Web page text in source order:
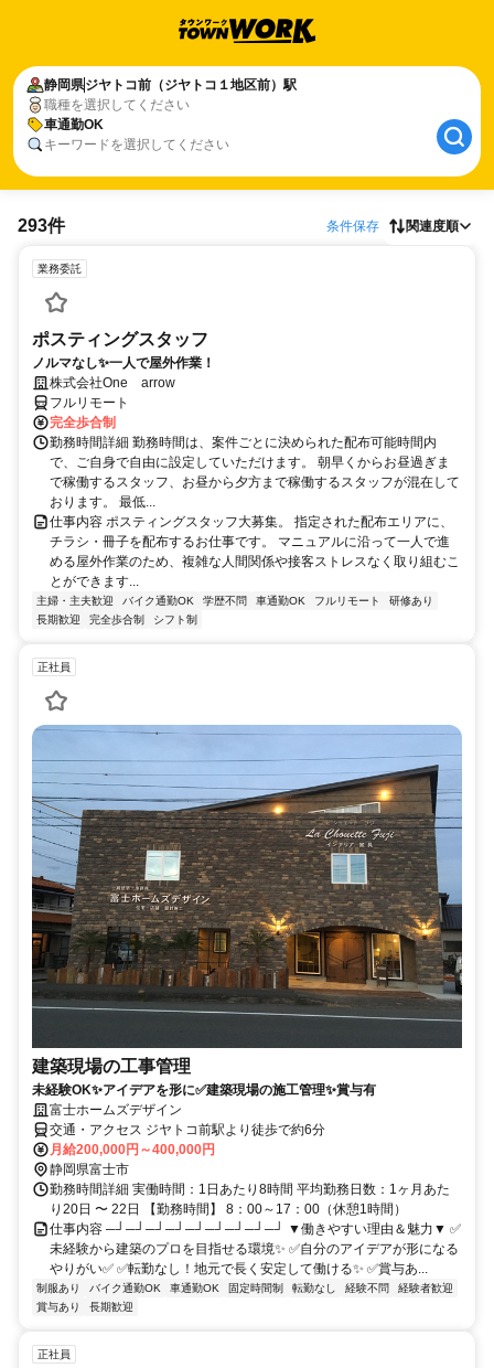
静岡県ジヤトコ前（ジヤトコ１地区前）駅
職種を選択してください
車通勤OK
キーワードを選択してください
293件 条件保存 関連度順
業務委託
ポスティングスタッフ
ノルマなし✨一人で屋外作業！
株式会社One arrow
フルリモート
完全歩合制
勤務時間詳細 勤務時間は、案件ごとに決められた配布可能時間内
で、ご自身で自由に設定していただけます。 朝早くからお昼過ぎま
で稼働するスタッフ、お昼から夕方まで稼働するスタッフが混在して
おります。 最低...
仕事内容 ポスティングスタッフ大募集。 指定された配布エリアに、
チラシ・冊子を配布するお仕事です。 マニュアルに沿って一人で進
める屋外作業のため、複雑な人間関係や接客ストレスなく取り組むこ
とができます...
主婦・主夫歓迎 バイク通勤OK 学歴不問 車通勤OK フルリモート
研修あり
長期歓迎
完全歩合制 シフト制
正社員
建築現場の工事管理
未経験OK✨アイデアを形に✅建築現場の施工管理✨賞与有
富士ホームズデザイン
交通・アクセス ジヤトコ前駅より徒歩で約6分
月給200,000円～400,000円
静岡県富士市
勤務時間詳細 実働時間：1日あたり8時間 平均勤務日数：1ヶ月あた
り20日 〜 22日 【勤務時間】 8：00～17：00（休憩1時間）
仕事内容 ─┘─┘─┘─┘─┘─┘─┘─┘─┘ ▼働きやすい理由＆魅力▼ ✅
未経験から建築のプロを目指せる環境✨ ✅自分のアイデアが形になる
やりがい✅ ✅転勤なし！地元で長く安定して働ける✨ ✅賞与あ...
制服あり バイク通勤OK 車通勤OK 固定時間制 転勤なし 経験不問
経験者歓迎
賞与あり
長期歓迎
正社員